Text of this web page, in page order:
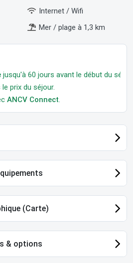
Internet / Wifi
Mer / plage à 1,3 km
jusqu'à 60 jours avant le début du
le prix du séjour.
ANCV Connect.
(Carte)
& options